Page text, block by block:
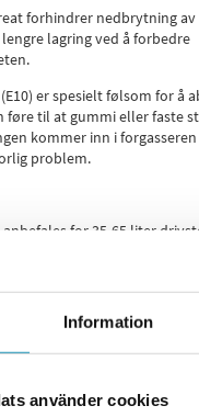
Information
använder cookies
forhindrer nedbrytning
lagring ved å forbedre
er spesielt følsom for å
føre til at gummi eller faste
kommer inn i
problem.
anbefales for 35-65 liter
Treat sirkulere i
ikke bare for
før du fyller
når drivstoffet forventes å